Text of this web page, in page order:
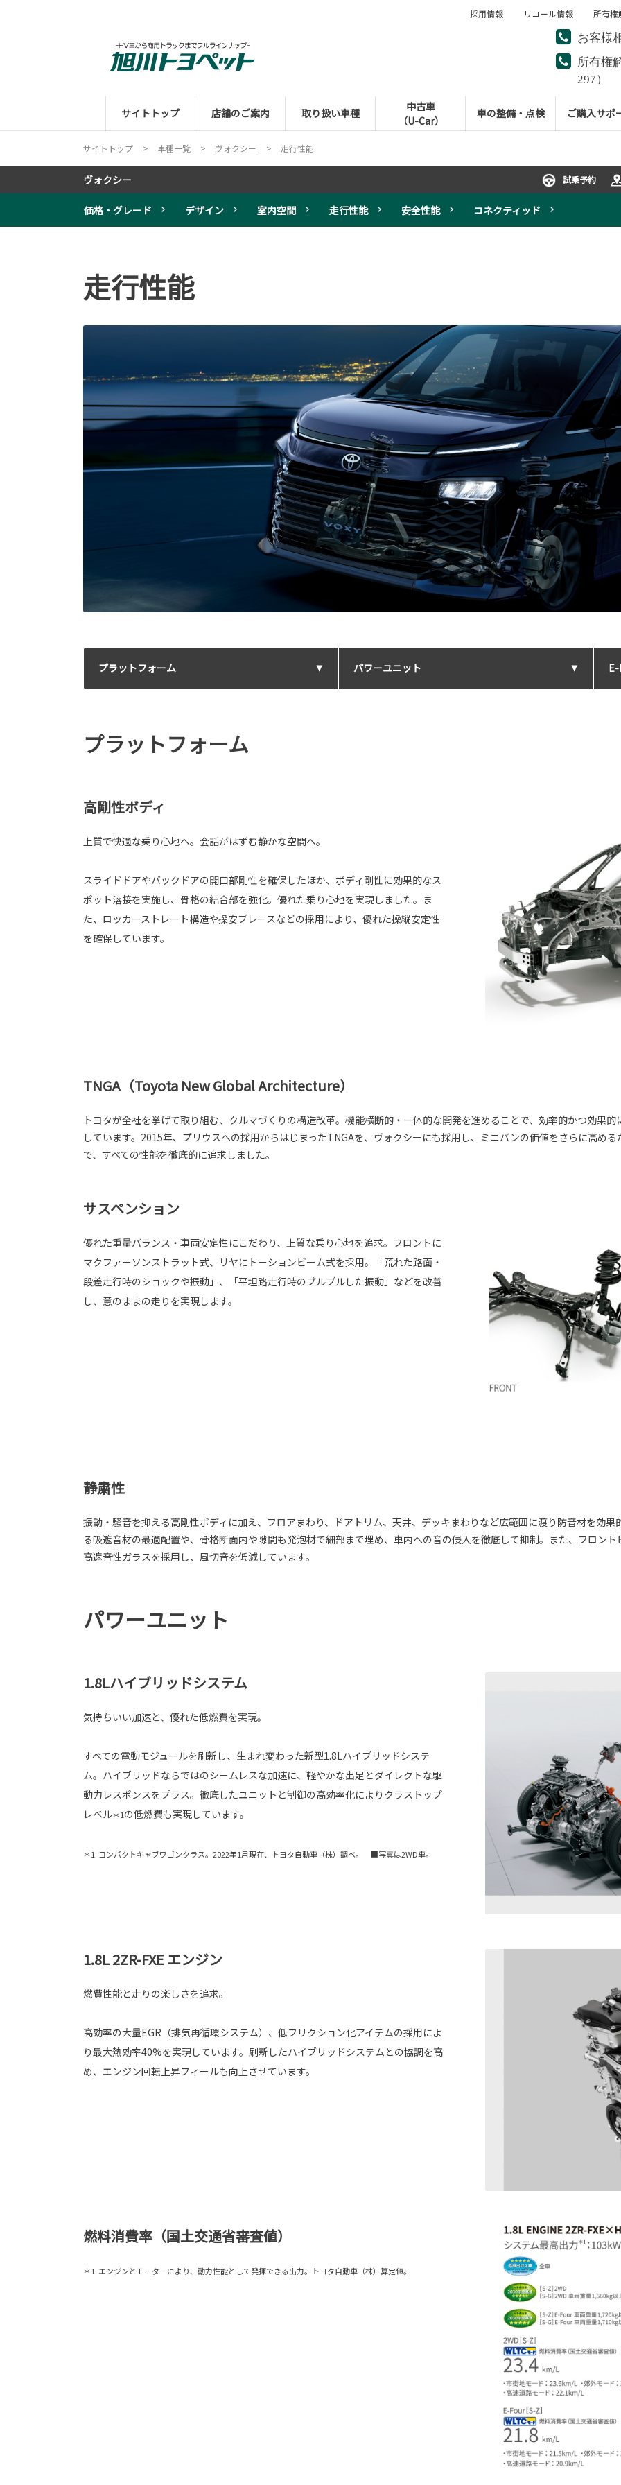
お客様
所有権
297）
サイトトップ 店舗のご案内 取り扱い車種
中古車
（U-Car）
車の整備・点検 ご購入サポ
採用情報 リコール情報 所有権
サイトトップ 車種一覧 ヴォクシー 走行性能
ヴォクシー 試乗予約
価格・グレード デザイン 室内空間 走行性能 安全性能 コネクティッド
走行性能
プラットフォーム パワーユニット
プラットフォーム
高剛性ボディ
上質で快適な乗り心地へ。会話がはずむ静かな空間へ。
スライドドアやバックドアの開口部剛性を確保したほか、ボディ剛性に効果的なス
ポット溶接を実施し、骨格の結合部を強化。優れた乗り心地を実現しました。ま
た、ロッカーストレート構造や操安ブレースなどの採用により、優れた操縦安定性
を確保しています。
TNGA（Toyota New Global Architecture）
トヨタが全社を挙げて取り組む、クルマづくりの構造改革。機能横断的・一体的な開発を進めることで、効率的かつ効果
しています。2015年、プリウスへの採用からはじまったTNGAを、ヴォクシーにも採用し、ミニバンの価値をさらに高め
で、すべての性能を徹底的に追求しました。
サスペンション
優れた重量バランス・車両安定性にこだわり、上質な乗り心地を追求。フロントに
マクファーソンストラット式、リヤにトーションビーム式を採用。「荒れた路面・
段差走行時のショックや振動」、「平坦路走行時のブルブルした振動」などを改善
し、意のままの走りを実現します。
静粛性
振動・騒音を抑える高剛性ボディに加え、フロアまわり、ドアトリム、天井、デッキまわりなど広範囲に渡り防音材を効
る吸遮音材の最適配置や、骨格断面内や隙間も発泡材で細部まで埋め、車内への音の侵入を徹底して抑制。また、フロン
高遮音性ガラスを採用し、風切音を低減しています。
パワーユニット
1.8Lハイブリッドシステム
気持ちいい加速と、優れた低燃費を実現。
すべての電動モジュールを刷新し、生まれ変わった新型1.8Lハイブリッドシステ
ム。ハイブリッドならではのシームレスな加速に、軽やかな出足とダイレクトな駆
動力レスポンスをプラス。徹底したユニットと制御の高効率化によりクラストップ
レベル＊1の低燃費も実現しています。
＊1. コンパクトキャブワゴンクラス。2022年1月現在、トヨタ自動車（株）調べ。 ■写真は2WD車。
1.8L 2ZR-FXE エンジン
燃費性能と走りの楽しさを追求。
高効率の大量EGR（排気再循環システム）、低フリクション化アイテムの採用によ
り最大熱効率40%を実現しています。刷新したハイブリッドシステムとの協調を高
め、エンジン回転上昇フィールも向上させています。
燃料消費率（国土交通省審査値）
＊1. エンジンとモーターにより、動力性能として発揮できる出力。トヨタ自動車（株）算定値。